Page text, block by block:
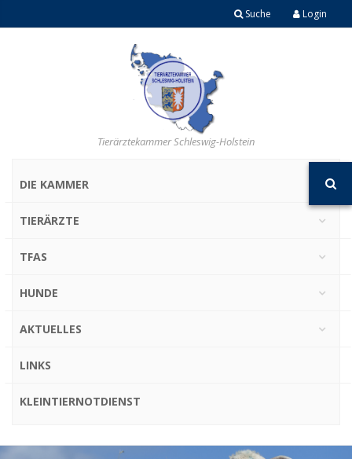
Login
Suche
Tierärztekammer Schleswig-Holstein
DIE KAMMER
TIERÄRZTE
TFAS
HUNDE
AKTUELLES
LINKS
KLEINTIERNOTDIENST